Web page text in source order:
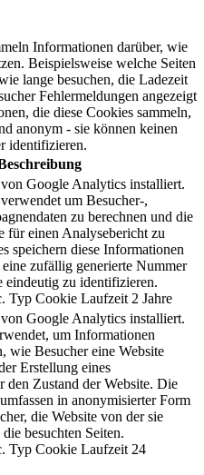
Informationen darüber, wie
Beispielsweise welche Seiten
lange besuchen, die Ladezeit
Fehlermeldungen angezeigt
die diese Cookies sammeln,
anonym - sie können keinen
identifizieren.
Google Analytics installiert.
um Besucher-,
zu berechnen und die
für einen Analysebericht zu
speichern diese Informationen
zufällig generierte Nummer
eindeutig zu identifizieren.
Typ Cookie Laufzeit 2 Jahre
Google Analytics installiert.
um Informationen
wie Besucher eine Website
Erstellung eines
den Zustand der Website. Die
in anonymisierter Form
die Website von der sie
besuchten Seiten.
Typ Cookie Laufzeit 24